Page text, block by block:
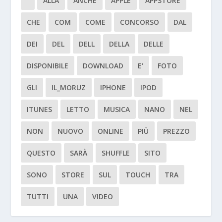
CHE COM COME CONCORSO DAL
DEI DEL DELL DELLA DELLE
DISPONIBILE DOWNLOAD E' FOTO
GLI IL_MORUZ IPHONE IPOD
ITUNES LETTO MUSICA NANO NEL
NON NUOVO ONLINE PIÙ PREZZO
QUESTO SARÀ SHUFFLE SITO
SONO STORE SUL TOUCH TRA
TUTTI UNA VIDEO